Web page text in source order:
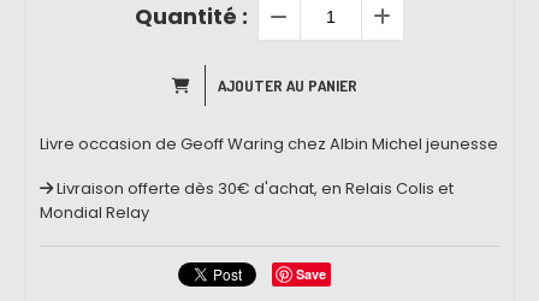
Quantité :
AJOUTER AU PANIER
Livre occasion de Geoff Waring chez Albin Michel jeunesse
Livraison offerte dès 30€ d'achat, en Relais Colis et
Mondial Relay
Save